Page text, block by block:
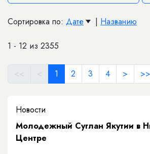
Сортировка по: Дате | Названию
1 - 12 из 2355
<< < 1 2 3 4 > >>
Новости
Молодежный Суглан Якутии в
Центре